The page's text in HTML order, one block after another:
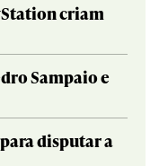
criam
Sampaio e
disputar a